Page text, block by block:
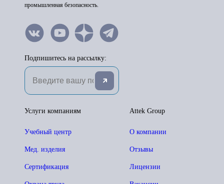
промышленная безопасность.
Подпишитесь на рассылку:
Attek Group
О компании
Отзывы
Лицензии
Услуги компаниям
Учебный центр
Мед. изделия
Сертификация